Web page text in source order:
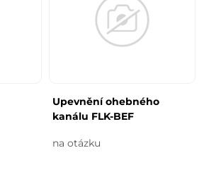
Upevnění ohebného
kanálu FLK-BEF
na otázku